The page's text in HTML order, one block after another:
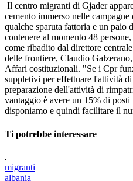
Il centro migranti di Gjader
cemento immerso nelle
qualche sparuta fattoria e un paio
contenere al momento 48
come ribadito dal direttore
delle frontiere, Claudio
Affari costituzionali. "Se i Cpr
suppletivi per effettuare l'attività
preparazione dell'attività di
vantaggio è avere un 15% di
disponiamo e quindi facilitare il
Ti potrebbe interessare
migranti
albania